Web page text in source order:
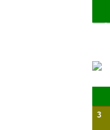
3